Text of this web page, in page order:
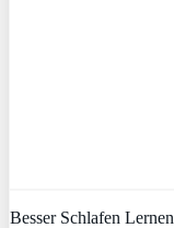
Besser Schlafen Lernen